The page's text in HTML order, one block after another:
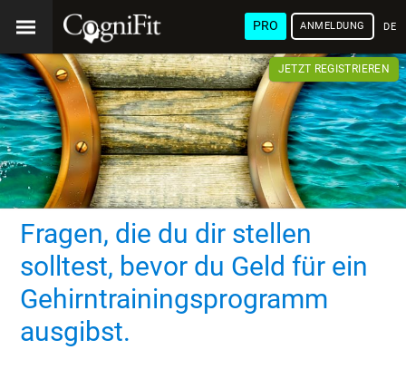
PRO ANMELDUNG
JETZT REGISTRIEREN
Fragen, die du dir stellen
solltest, bevor du Geld für ein
Gehirntrainingsprogramm
ausgibst.